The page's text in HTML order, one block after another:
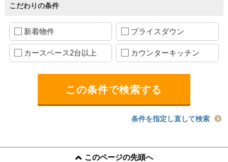
こだわりの条件
新着物件 プライスダウン
カースペース2台以上 カウンターキッチン
条件を指定し直して検索
このページの先頭へ